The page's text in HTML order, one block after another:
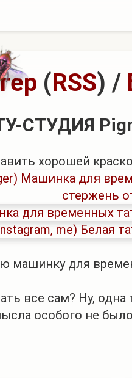
(RSS) /
СТУДИЯ
хорошей
машинку для
все сам? Ну,
особого не